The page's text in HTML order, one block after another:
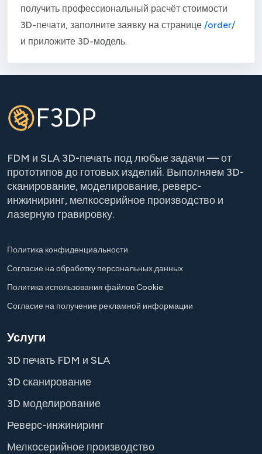
получить профессиональный расчёт стоимости
3D-печати, заполните заявку на странице /order/
и приложите 3D-модель.
F3DP
FDM и SLA 3D-печать под любые задачи — от
прототипов до готовых изделий. Выполняем 3D-
сканирование, моделирование, реверс-
инжиниринг, мелкосерийное производство и
лазерную гравировку.
Политика конфиденциальности
Согласие на обработку персональных данных
Политика использования файлов Cookie
Согласие на получение рекламной информации
Услуги
3D печать FDM и SLA
3D сканирование
3D моделирование
Реверс-инжиниринг
Мелкосерийное производство